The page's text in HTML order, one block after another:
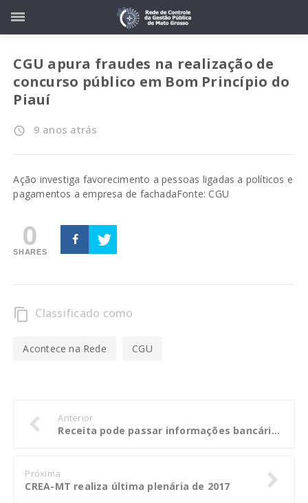
CGU apura fraudes na realização de
concurso público em Bom Princípio do
Piauí
access_time 9 anos atrás
Ação investiga favorecimento a pessoas ligadas a políticos e
pagamentos a empresa de fachadaFonte: CGU
0
SHARES
content_copy Classificado como
Acontece na Rede CGU
Anterior
Receita pode passar informações bancárias ao MPF sem autorização judicial
Próxima
CREA-MT realiza última plenária de 2017